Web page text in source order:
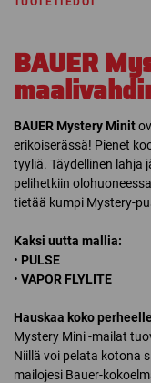
BAUER
BAUER Mystery Minit
erikoiserässä! Pienet
tyyliä. Täydellinen lahja
pelihetkiin
tietää kumpi Mystery-
Kaksi uutta mallia:
• PULSE
• VAPOR FLYLITE
Hauskaa koko
Mystery Mini -mailat
Niillä voi pelata kotona
mailojesi Bauer-